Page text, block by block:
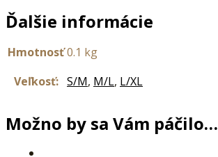
Ďalšie informácie
Hmotnosť0.1 kg
Veľkosť: S/M, M/L, L/XL
Možno by sa Vám páčilo…